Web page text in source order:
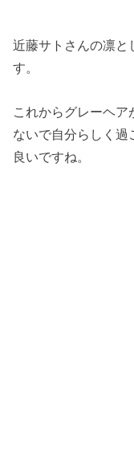
近藤サトさんの凛と
す。
これからグレーヘ
ないで自分らしく過
良いですね。